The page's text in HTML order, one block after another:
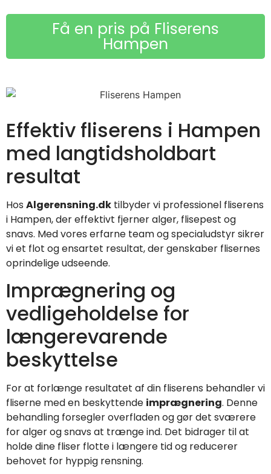
Få en pris på Fliserens
Hampen
Effektiv fliserens i Hampen
med langtidsholdbart
resultat
Hos Algerensning.dk tilbyder vi professionel fliserens
i Hampen, der effektivt fjerner alger, flisepest og
snavs. Med vores erfarne team og specialudstyr sikrer
vi et flot og ensartet resultat, der genskaber flisernes
oprindelige udseende.
Imprægnering og
vedligeholdelse for
længerevarende
beskyttelse
For at forlænge resultatet af din fliserens behandler vi
fliserne med en beskyttende imprægnering. Denne
behandling forsegler overfladen og gør det sværere
for alger og snavs at trænge ind. Det bidrager til at
holde dine fliser flotte i længere tid og reducerer
behovet for hyppig rensning.